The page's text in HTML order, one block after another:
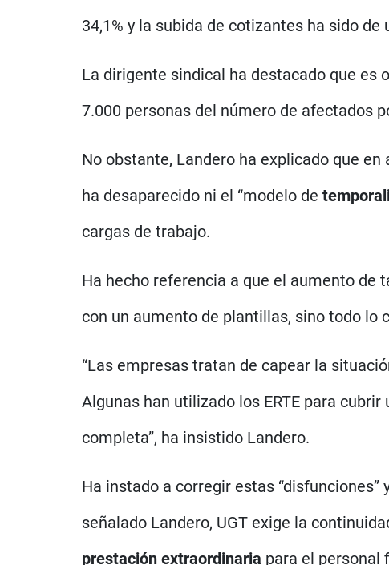
34,1% y la subida de cotizantes ha sido de
La dirigente sindical ha destacado que es
7.000 personas del número de afectados
No obstante, Landero ha explicado que
ha desaparecido ni el “modelo de
cargas de trabajo.
Ha hecho referencia a que el aumento de
con un aumento de plantillas, sino todo lo
“Las empresas tratan de capear la
Algunas han utilizado los ERTE para
completa”, ha insistido Landero.
Ha instado a corregir estas
señalado Landero, UGT exige la
prestación extraordinaria para el personal